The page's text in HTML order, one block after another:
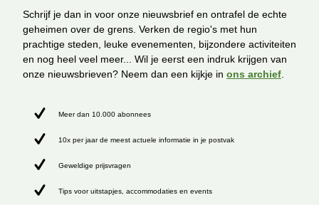
Schrijf je dan in voor onze nieuwsbrief en ontrafel de echte
geheimen over de grens. Verken de regio's met hun
prachtige steden, leuke evenementen, bijzondere activiteiten
en nog heel veel meer... Wil je eerst een indruk krijgen van
onze nieuwsbrieven? Neem dan een kijkje in ons archief.
Meer dan 10.000 abonnees
10x per jaar de meest actuele informatie in je postvak
Geweldige prijsvragen
Tips voor uitstapjes, accommodaties en events